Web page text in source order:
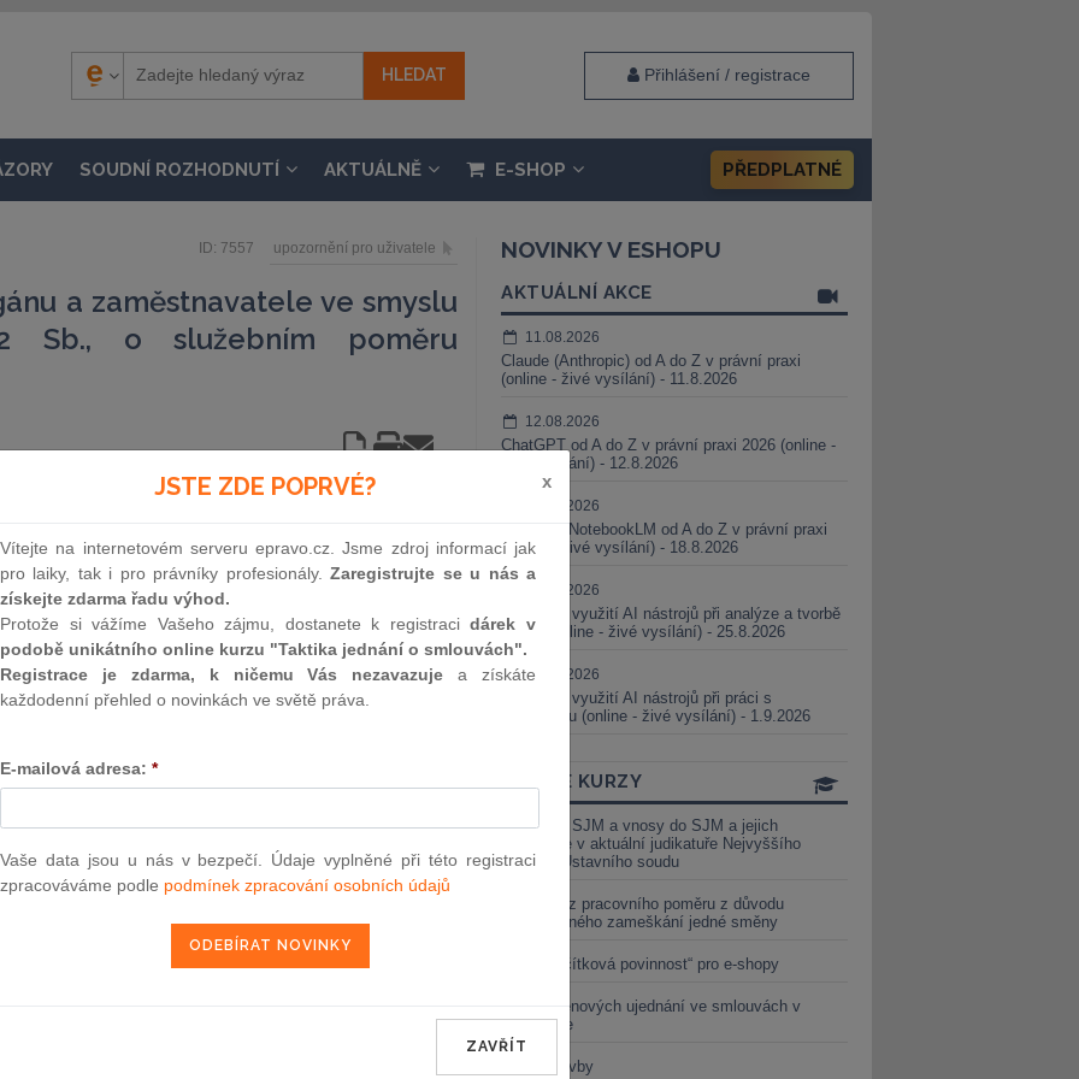
Přihlášení / registrace
SOUDNÍ ROZHODNUTÍ AKTUÁLNĚ E-SHOP PŘEDPLATNÉ
ID: 7557 upozornění pro uživatele
a zaměstnavatele ve smyslu
Sb., o služebním poměru
ústavního pořádku ČR praví, že každý má
ochranu svých hospodářských a sociálních zájmů.
zákonem, v obecné rovině zákoníkem práce.
zejména zákoník práce a zákon č. 2/1991Sb., o
je též vztah zaměstnavatele (jeho zástupců) a
ústavního pořádku ČR praví, že každý má právo
svých hospodářských a sociálních zájmů. Toto právo
v obecné rovině zákoníkem práce. Neméně důležitou
práce a zákon č.2/1991Sb., o kolektivním vyjednávání, v
(jeho zástupců) a příslušného odborového orgánu. Oba
vytvářejí obecný rámec tohoto vztahu. Pro určité
tzv. služebního poměru, však platí úprava speciální (a
tehdy, stanoví-li tak výslovně speciální zákon – tzv.
Jedná se pravidelně o zaměstnance ve veřejné či státní
zaměřit pozornost na příslušníky Policie ČR a některých
č.
se vztahuje také na příslušníky Vězeňské služby ČR,
i na příslušníky Hasičského záchranného sboru ČR. V
NOVINKY V ESHOPU
AKTUÁLNÍ AKCE
11.08.2026
Claude (Anthropic) od A do Z v právní praxi
(online - živé vysílání) - 11.8.2026
12.08.2026
ChatGPT od A do Z v právní praxi 2026 (online -
živé vysílání) - 12.8.2026
18.08.2026
Gemini a NotebookLM od A do Z v právní praxi
(online - živé vysílání) - 18.8.2026
25.08.2026
Praktické využití AI nástrojů při analýze a tvorbě
smluv (online - živé vysílání) - 25.8.2026
01.09.2026
Praktické využití AI nástrojů při práci s
judikaturou (online - živé vysílání) - 1.9.2026
ONLINE KURZY
Vnosy ze SJM a vnosy do SJM a jejich
valorizace v aktuální judikatuře Nejvyššího
soudu a Ústavního soudu
Výpověď z pracovního poměru z důvodu
neomluveného zameškání jedné směny
Nová „tlačítková povinnost“ pro e-shopy
Změna cenových ujednání ve smlouvách v
energetice
Černé stavby
JSTE ZDE POPRVÉ? x
Vítejte na internetovém serveru epravo.cz. Jsme zdroj informací jak
pro laiky, tak i pro právníky profesionály.Zaregistrujte se u nás a
získejte zdarma řadu výhod.
Protože si vážíme Vašeho zájmu, dostanete k registracidárek v
podobě unikátního online kurzu "Taktika jednání o smlouvách".
Registrace je zdarma, k ničemu Vás nezavazuje a získáte
každodenní přehled o novinkách ve světě práva.
E-mailová adresa: *
Vaše data jsou u nás v bezpečí. Údaje vyplněné při této registraci
zpracováváme podle podmínek zpracování osobních údajů
ZAVŘÍT